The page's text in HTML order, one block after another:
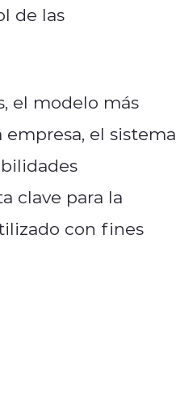
de las
el modelo más
el sistema
clave para la
con fines